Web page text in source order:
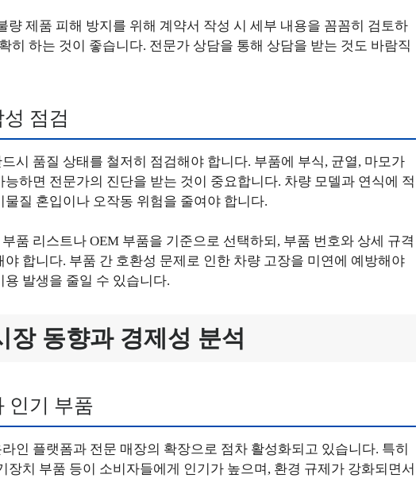
량 제품 피해 방지를 위해 계약서 작성 시 세부 내용을 꼼꼼히 검토하
히 하는 것이 좋습니다. 전문가 상담을 통해 상담을 받는 것도 바람직
점검
시 품질 상태를 철저히 점검해야 합니다. 부품에 부식, 균열, 마모가
하면 전문가의 진단을 받는 것이 중요합니다. 차량 모델과 연식에 적
질 혼입이나 오작동 위험을 줄여야 합니다.
품 리스트나 OEM 부품을 기준으로 선택하되, 부품 번호와 상세 규격
합니다. 부품 간 호환성 문제로 인한 차량 고장을 미연에 예방해야
발생을 줄일 수 있습니다.
장 동향과 경제성 분석
인기 부품
인 플랫폼과 전문 매장의 확장으로 점차 활성화되고 있습니다. 특히
장치 부품 등이 소비자들에게 인기가 높으며, 환경 규제가 강화되면서